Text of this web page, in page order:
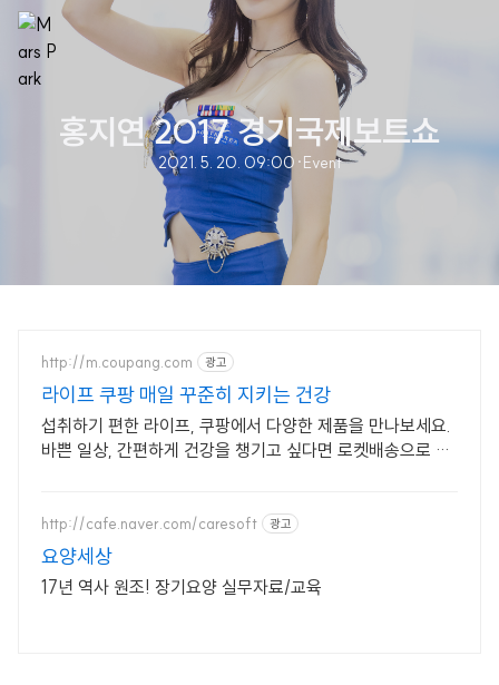
홍지연 2017 경기국제보트쇼
2021. 5. 20. 09:00 ·Event
http://m.coupang.com 광고
라이프 쿠팡 매일 꾸준히 지키는 건강
섭취하기 편한 라이프, 쿠팡에서 다양한 제품을 만나보세요.
바쁜 일상, 간편하게 건강을 챙기고 싶다면 로켓배송으로 받
http://cafe.naver.com/caresoft 광고
요양세상
17년 역사 원조! 장기요양 실무자료/교육